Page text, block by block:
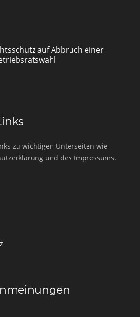
auf Abbruch einer
zu wichtigen Unterseiten wie
und des Impressums.